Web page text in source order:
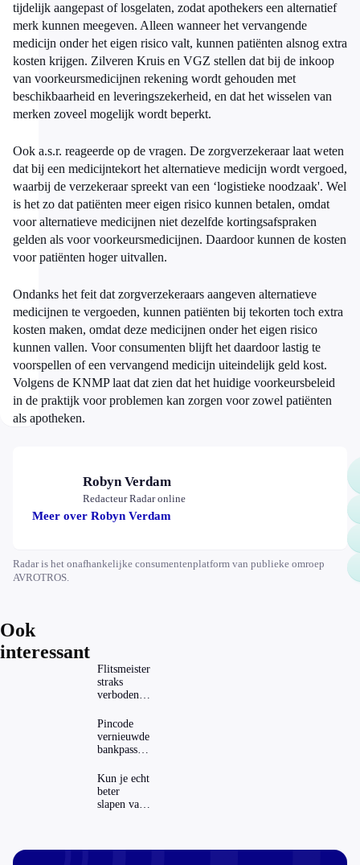
tijdelijk aangepast of losgelaten, zodat apothekers een alternatief
merk kunnen meegeven. Alleen wanneer het vervangende
medicijn onder het eigen risico valt, kunnen patiënten alsnog extra
kosten krijgen. Zilveren Kruis en VGZ stellen dat bij de inkoop
van voorkeursmedicijnen rekening wordt gehouden met
beschikbaarheid en leveringszekerheid, en dat het wisselen van
merken zoveel mogelijk wordt beperkt.
Ook a.s.r. reageerde op de vragen. De zorgverzekeraar laat weten
dat bij een medicijntekort het alternatieve medicijn wordt vergoed,
waarbij de verzekeraar spreekt van een ‘logistieke noodzaak'. Wel
is het zo dat patiënten meer eigen risico kunnen betalen, omdat
voor alternatieve medicijnen niet dezelfde kortingsafspraken
gelden als voor voorkeursmedicijnen. Daardoor kunnen de kosten
voor patiënten hoger uitvallen.
Ondanks het feit dat zorgverzekeraars aangeven alternatieve
medicijnen te vergoeden, kunnen patiënten bij tekorten toch extra
kosten maken, omdat deze medicijnen onder het eigen risico
kunnen vallen. Voor consumenten blijft het daardoor lastig te
voorspellen of een vervangend medicijn uiteindelijk geld kost.
Volgens de KNMP laat dat zien dat het huidige voorkeursbeleid
in de praktijk voor problemen kan zorgen voor zowel patiënten
als apotheken.
Robyn Verdam
Redacteur Radar online
Meer over Robyn Verdam
Radar is het onafhankelijke consumentenplatform van publieke omroep
AVROTROS.
Ook
interessant
Flitsmeister
straks
verboden?
regels in
Nederland
en het
buitenland
Pincode
vernieuwde
bankpassen
ING-app:
is dat wel
veilig?
Kun je echt
beter
slapen van